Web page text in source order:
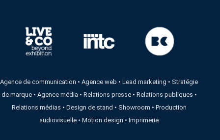
Agence de communication •Agence web •Lead marketing • Stratégie
de marque• Agence média • Relations presse• Relations publiques •
Relations médias • Design de stand • Showroom • Production
audiovisuelle •Motion design •Imprimerie